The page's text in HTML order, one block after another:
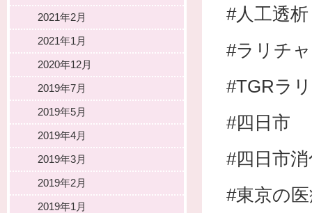
#人工透析
#ラリチ
#TGRラ
#四日市
#四日市
#東京の
2021年2月
2021年1月
2020年12月
2019年7月
2019年5月
2019年4月
2019年3月
2019年2月
2019年1月